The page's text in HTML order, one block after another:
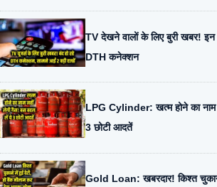
TV देखने वालों के लिए बुरी खबर!
DTH कनेक्शन
LPG Cylinder: खत्म होने का
3 छोटी आदतें
Gold Loan: खबरदार! किश्त